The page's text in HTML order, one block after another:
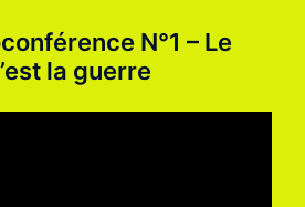
N°1 – Le
la guerre